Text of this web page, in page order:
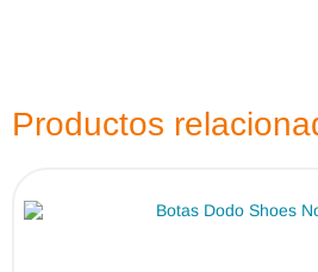
Productos